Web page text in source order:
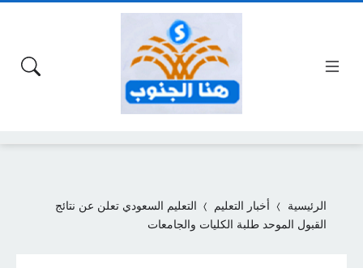
الرئيسية أخبار التعليم
التعليم السعودي تعلن عن نتائج
القبول الموحد طلبة الكليات والجامعات